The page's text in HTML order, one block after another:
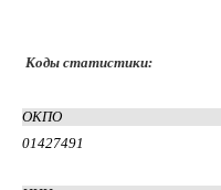
Коды статистики:
ОКПО
01427491